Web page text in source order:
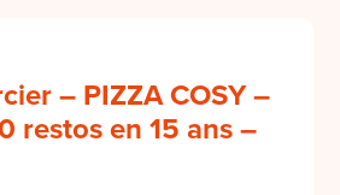
– PIZZA COSY –
restos en 15 ans –